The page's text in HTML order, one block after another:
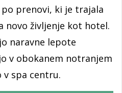
prenovi, ki je trajala
novo življenje kot hotel.
naravne lepote
v obokanem notranjem
v spa centru.